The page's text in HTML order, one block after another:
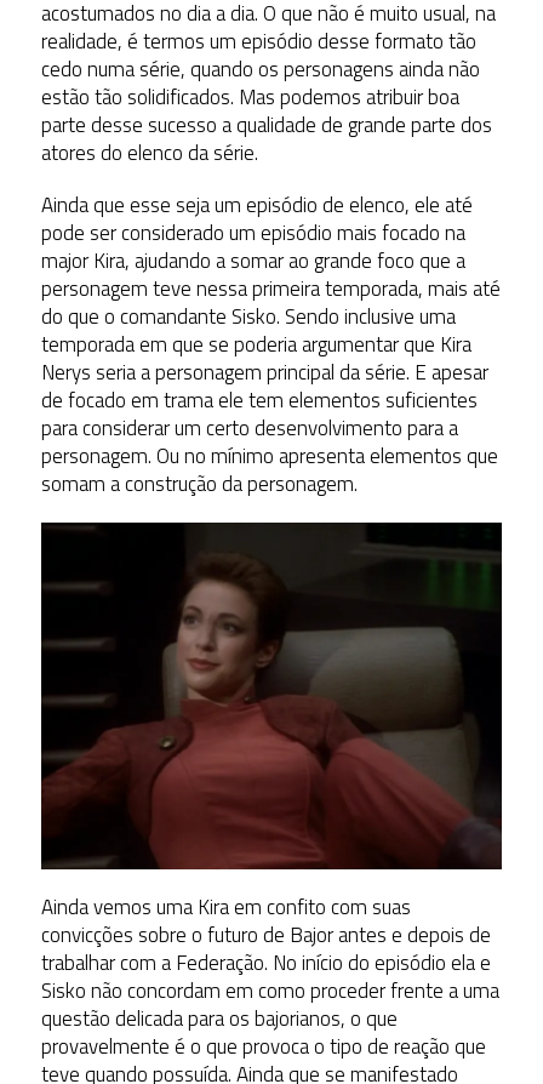
acostumados no dia a dia. O que não é muito usual, na
realidade, é termos um episódio desse formato tão
cedo numa série, quando os personagens ainda não
estão tão solidificados. Mas podemos atribuir boa
parte desse sucesso a qualidade de grande parte dos
atores do elenco da série.
Ainda que esse seja um episódio de elenco, ele até
pode ser considerado um episódio mais focado na
major Kira, ajudando a somar ao grande foco que a
personagem teve nessa primeira temporada, mais até
do que o comandante Sisko. Sendo inclusive uma
temporada em que se poderia argumentar que Kira
Nerys seria a personagem principal da série. E apesar
de focado em trama ele tem elementos suficientes
para considerar um certo desenvolvimento para a
personagem. Ou no mínimo apresenta elementos que
somam a construção da personagem.
Ainda vemos uma Kira em confito com suas
convicções sobre o futuro de Bajor antes e depois de
trabalhar com a Federação. No início do episódio ela e
Sisko não concordam em como proceder frente a uma
questão delicada para os bajorianos, o que
provavelmente é o que provoca o tipo de reação que
teve quando possuída. Ainda que se manifestado